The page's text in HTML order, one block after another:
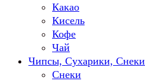
Какао
Кисель
Кофе
Чай
Чипсы, Сухарики, Снеки
Снеки